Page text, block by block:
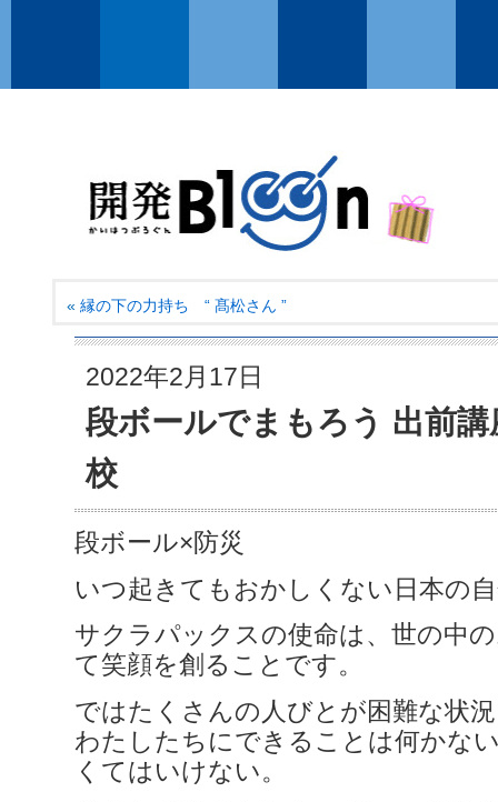
« 縁の下の力持ち “ 髙松さん ”
2022年2月17日
段ボールでまもろう 出前
校
段ボール×防災
いつ起きてもおかしくない日本の
サクラパックスの使命は、世の中
て笑顔を創ることです。
ではたくさんの人びとが困難な状
わたしたちにできることは何かな
くてはいけない。